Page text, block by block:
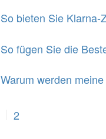
So bieten Sie Klarna-
So fügen Sie die
Warum werden
2